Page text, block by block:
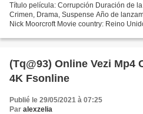
Título película: Corrupción Duración de
Crimen, Drama, Suspense Año de
Nick Moorcroft Movie country: Reino
(Tq@93) Online Vezi Mp4
4K Fsonline
Publié le 29/05/2021 à 07:25
Par alexzelia